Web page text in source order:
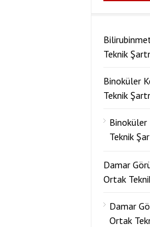
Teknik
Binoküler
Teknik
Binoküler
Teknik
Damar
Ortak
Damar
Ortak